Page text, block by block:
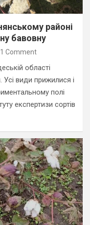
районі
бавовну
1 Comment
області
види прижилися і
полі
експертизи сортів